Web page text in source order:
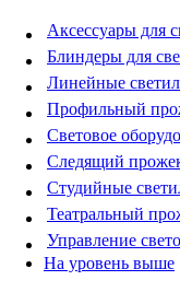
Аксессуары для
Блиндеры для
Линейные
Профильный
Световое
Следящий
Студийные
Театральный
Управление
На уровень выше